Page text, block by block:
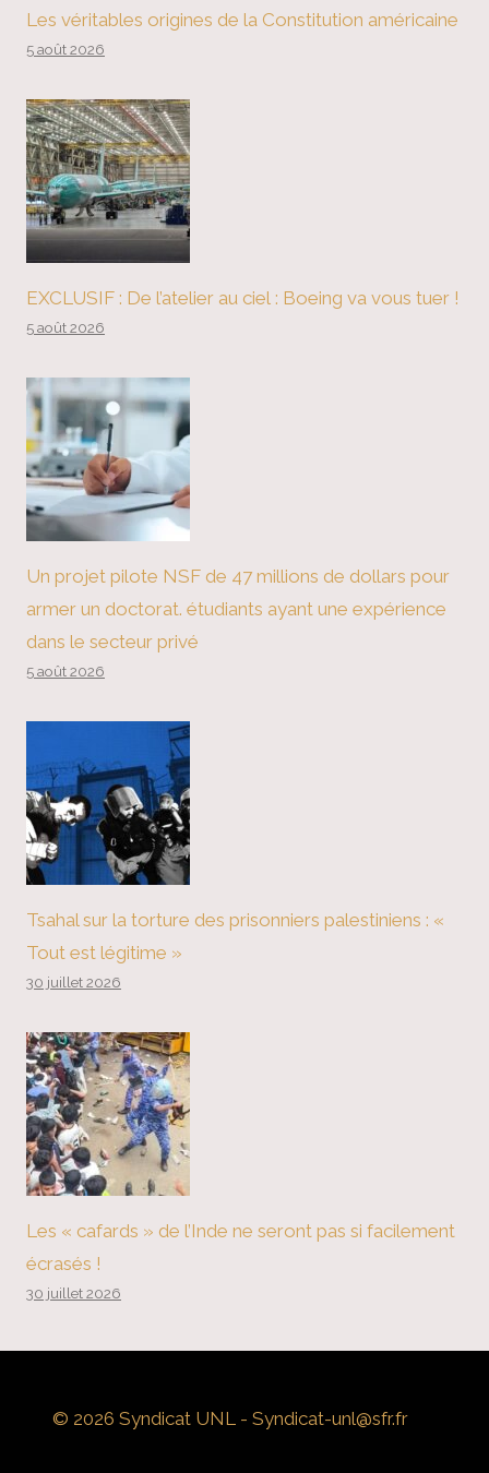
Les véritables origines de la Constitution américaine
5 août 2026
EXCLUSIF : De l’atelier au ciel : Boeing va vous tuer !
5 août 2026
Un projet pilote NSF de 47 millions de dollars pour
armer un doctorat. étudiants ayant une expérience
dans le secteur privé
5 août 2026
Tsahal sur la torture des prisonniers palestiniens : «
Tout est légitime »
30 juillet 2026
Les « cafards » de l’Inde ne seront pas si facilement
écrasés !
30 juillet 2026
© 2026 Syndicat UNL - Syndicat-unl@sfr.fr